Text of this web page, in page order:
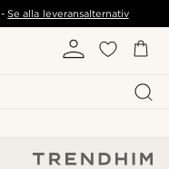
-Se alla leveransalternativ